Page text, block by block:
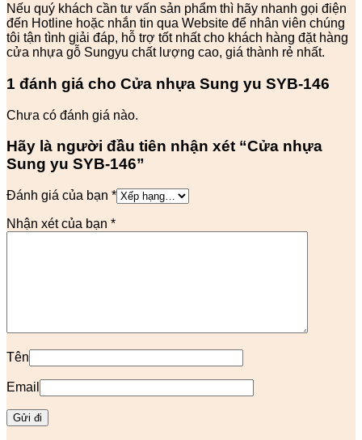
Nếu quý khách cần tư vấn sản phẩm thì hãy nhanh gọi điện
đến Hotline hoặc nhắn tin qua Website để nhân viên chúng
tôi tận tình giải đáp, hỗ trợ tốt nhất cho khách hàng đặt hàng
cửa nhựa gỗ Sungyu chất lượng cao, giá thành rẻ nhất.
1 đánh giá cho Cửa nhựa Sung yu SYB-146
Chưa có đánh giá nào.
Hãy là người đầu tiên nhận xét “Cửa nhựa
Sung yu SYB-146”
Đánh giá của bạn *
Nhận xét của bạn *
Tên
Email